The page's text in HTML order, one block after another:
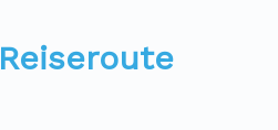
Reiseroute